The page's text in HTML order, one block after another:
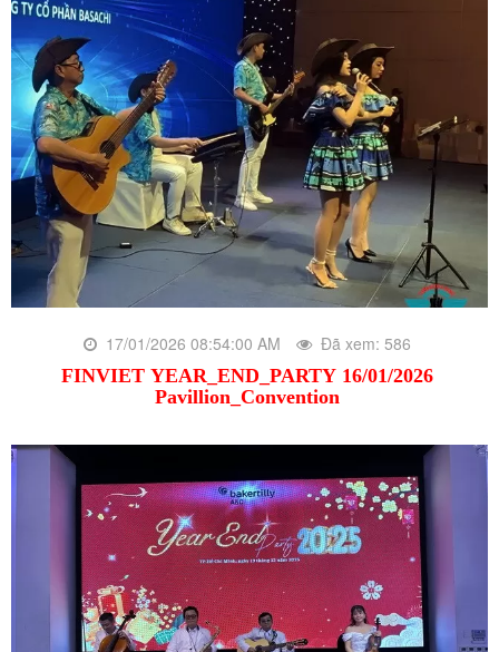
17/01/2026 08:54:00 AM Đã xem: 586
FINVIET YEAR_END_PARTY 16/01/2026
Pavillion_Convention